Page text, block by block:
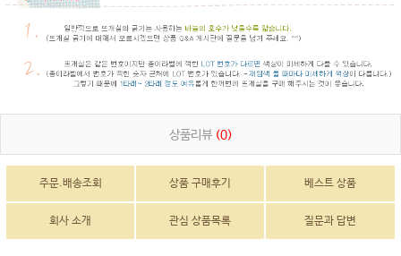
상품리뷰 (0)
주문.배송조회 상품 구매후기 베스트 상품
회사 소개 관심 상품목록 질문과 답변